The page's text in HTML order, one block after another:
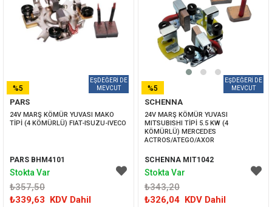
PARS
24V MARŞ KÖMÜR YUVASI MAKO
TİPİ (4 KÖMÜRLÜ) FIAT-ISUZU-IVECO
PARS BHM4101
₺357,50
₺339,63 KDV Dahil
%5
İNDIRIM
Stokta Var
SCHENNA
24V MARŞ KÖMÜR YUVASI
MITSUBISHI TİPİ 5.5 KW (4
KÖMÜRLÜ) MERCEDES
ACTROS/ATEGO/AXOR
SCHENNA MIT1042
₺343,20
₺326,04 KDV Dahil
%5
İNDIRIM
Stokta Var